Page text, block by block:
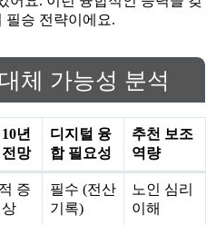
필승 전략이에요.
체 가능성 분석
년
망
디지털 융
합 필요성
추천 보조
역량
증
필수 (전산
기록)
노인 심리
이해